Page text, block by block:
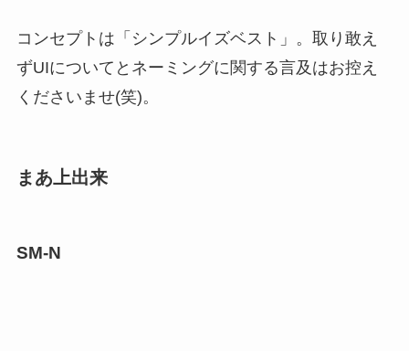
コンセプトは「シンプルイズベスト」。取り敢え
ずUIについてとネーミングに関する言及はお控え
くださいませ(笑)。
まあ上出来
SM-N